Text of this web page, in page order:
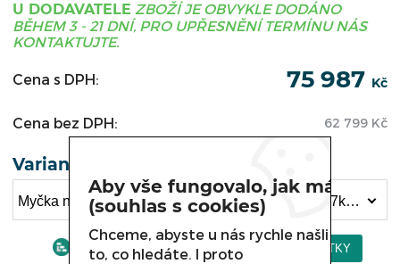
U DODAVATELE ZBOŽÍ JE OBVYKLE DODÁNO
BĚHEM 3 - 21 DNÍ, PRO UPŘESNĚNÍ TERMÍNU NÁS
KONTAKTUJTE.
Cena s DPH: 75 987 Kč
Cena bez DPH: 62 799 Kč
Varianta
Myčka nádobí průchozí GE H510 , DD / 400V /17,7kW bez čerpadla (75 987 Kč)
Aby vše fungovalo, jak má
(souhlas s cookies)
Chceme, abyste u nás rychle našli
to, co hledáte. I proto